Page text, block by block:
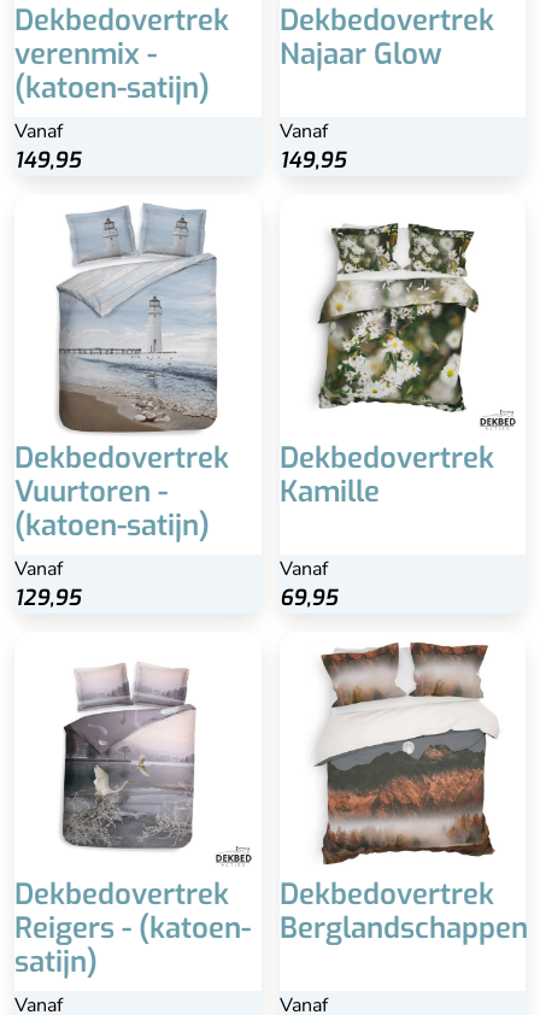
Dekbedovertrek
verenmix -
(katoen-satijn)
Vanaf
149,95
Dekbedovertrek
Najaar Glow
Vanaf
149,95
Dekbedovertrek
Vuurtoren -
(katoen-satijn)
Vanaf
129,95
Dekbedovertrek
Kamille
Vanaf
69,95
Dekbedovertrek
Reigers - (katoen-
satijn)
Vanaf
Dekbedovertrek
Berglandschappen
Vanaf